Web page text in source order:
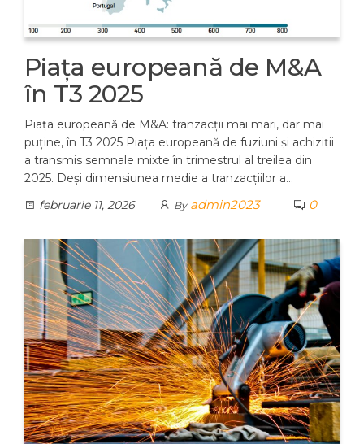
Piața europeană de M&A
în T3 2025
Piața europeană de M&A: tranzacții mai mari, dar mai
puține, în T3 2025 Piața europeană de fuziuni și achiziții
a transmis semnale mixte în trimestrul al treilea din
2025. Deși dimensiunea medie a tranzacțiilor a…
februarie 11, 2026
By admin2023 0